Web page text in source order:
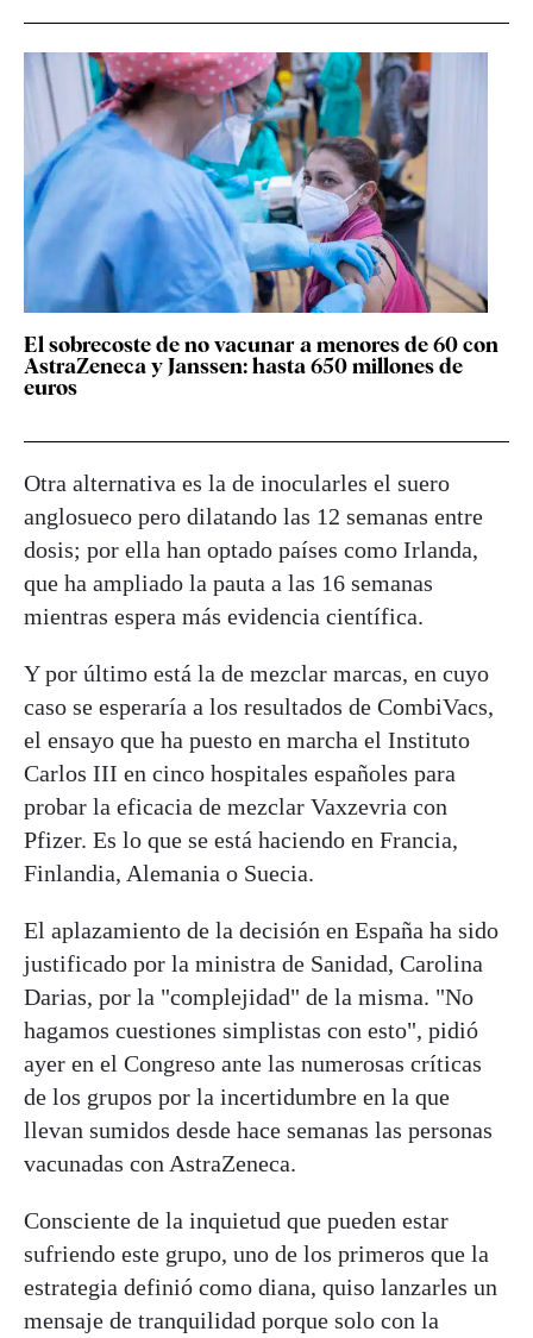
El sobrecoste de no vacunar a menores de 60 con
AstraZeneca y Janssen: hasta 650 millones de
euros
Otra alternativa es la de inocularles el suero
anglosueco pero dilatando las 12 semanas entre
dosis; por ella han optado países como Irlanda,
que ha ampliado la pauta a las 16 semanas
mientras espera más evidencia científica.
Y por último está la de mezclar marcas, en cuyo
caso se esperaría a los resultados de CombiVacs,
el ensayo que ha puesto en marcha el Instituto
Carlos III en cinco hospitales españoles para
probar la eficacia de mezclar Vaxzevria con
Pfizer. Es lo que se está haciendo en Francia,
Finlandia, Alemania o Suecia.
El aplazamiento de la decisión en España ha sido
justificado por la ministra de Sanidad, Carolina
Darias, por la "complejidad" de la misma. "No
hagamos cuestiones simplistas con esto", pidió
ayer en el Congreso ante las numerosas críticas
de los grupos por la incertidumbre en la que
llevan sumidos desde hace semanas las personas
vacunadas con AstraZeneca.
Consciente de la inquietud que pueden estar
sufriendo este grupo, uno de los primeros que la
estrategia definió como diana, quiso lanzarles un
mensaje de tranquilidad porque solo con la